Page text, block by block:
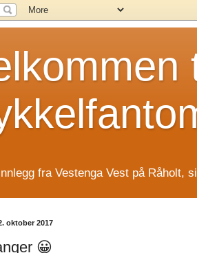
fra Vestenga Vest på Råholt,
oktober 2017
😀